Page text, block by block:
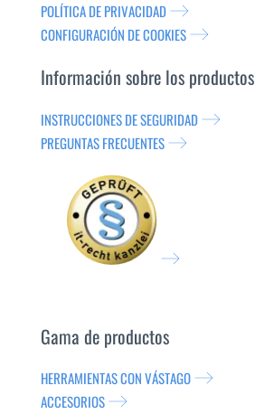
POLÍTICA DE PRIVACIDAD
CONFIGURACIÓN DE COOKIES
Información sobre los productos
INSTRUCCIONES DE SEGURIDAD
PREGUNTAS FRECUENTES
Gama de productos
HERRAMIENTAS CON VÁSTAGO
ACCESORIOS